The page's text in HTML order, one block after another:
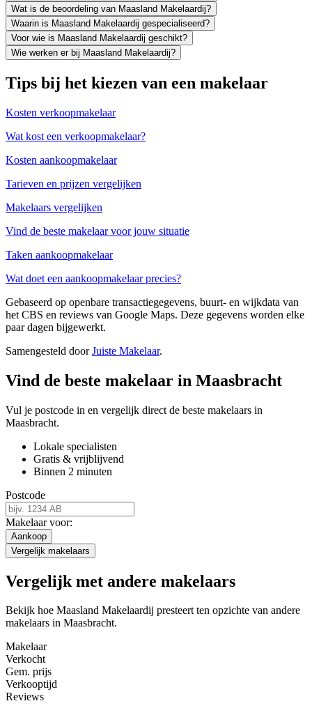
Wat is de beoordeling van Maasland Makelaardij?
Waarin is Maasland Makelaardij gespecialiseerd?
Voor wie is Maasland Makelaardij geschikt?
Wie werken er bij Maasland Makelaardij?
Tips bij het kiezen van een makelaar
Kosten verkoopmakelaar
Wat kost een verkoopmakelaar?
Kosten aankoopmakelaar
Tarieven en prijzen vergelijken
Makelaars vergelijken
Vind de beste makelaar voor jouw situatie
Taken aankoopmakelaar
Wat doet een aankoopmakelaar precies?
Gebaseerd op openbare transactiegegevens, buurt- en wijkdata van
het CBS en reviews van Google Maps. Deze gegevens worden elke
paar dagen bijgewerkt.
Samengesteld doorJuiste Makelaar.
Vind de beste makelaar in Maasbracht
Vul je postcode in en vergelijk direct de beste makelaars in
Maasbracht.
Lokale specialisten
Gratis & vrijblijvend
Binnen 2 minuten
Postcode
Makelaar voor:
Aankoop
Vergelijk makelaars
Vergelijk met andere makelaars
Bekijk hoe Maasland Makelaardij presteert ten opzichte van andere
makelaars in Maasbracht.
Makelaar
Verkocht
Gem. prijs
Verkooptijd
Reviews